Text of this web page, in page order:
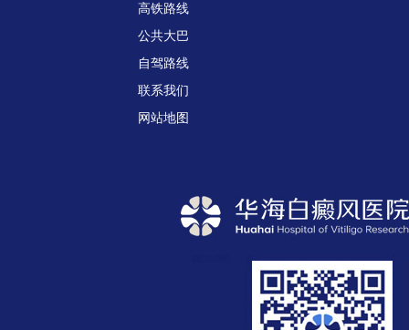
高铁路线
公共大巴
自驾路线
联系我们
网站地图